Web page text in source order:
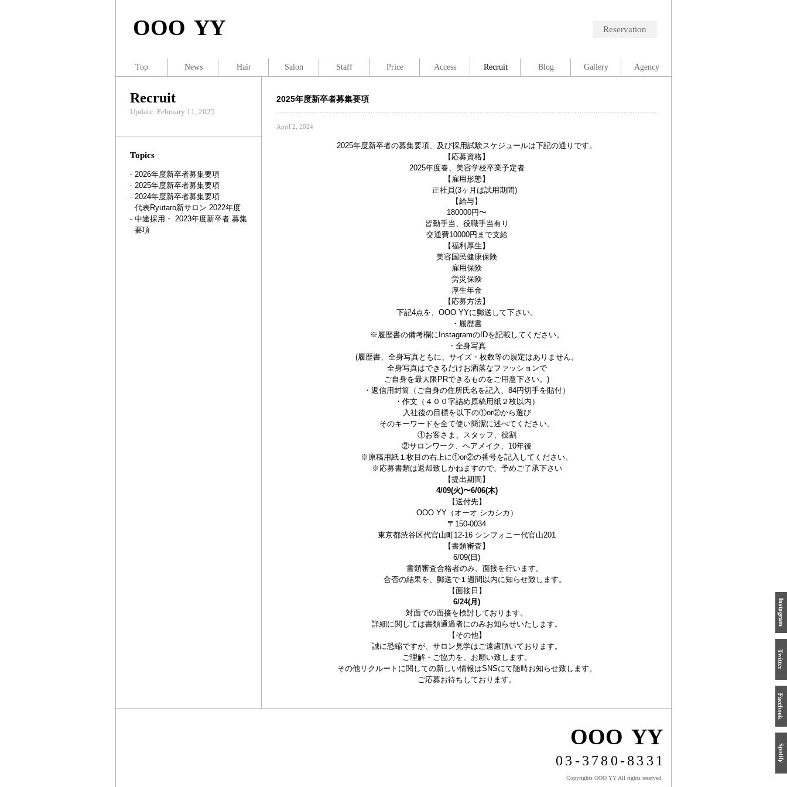
OOO YY Reservation
2025年度新卒者募集要項
April 2, 2024
2025年度新卒者の募集要項、及び採用試験スケジュールは下記の通りです。
【応募資格】
2025年度春、美容学校卒業予定者
【雇用形態】
正社員(3ヶ月は試用期間)
【給与】
180000円〜
皆勤手当、役職手当有り
交通費10000円まで支給
【福利厚生】
美容国民健康保険
雇用保険
労災保険
厚生年金
【応募方法】
下記4点を、OOO YYに郵送して下さい。
・履歴書
※履歴書の備考欄にInstagramのIDを記載してください。
・全身写真
(履歴書、全身写真ともに、サイズ・枚数等の規定はありません。
全身写真はできるだけお洒落なファッションで
ご自身を最大限PRできるものをご用意下さい。)
・返信用封筒（ご自身の住所氏名を記入、84円切手を貼付）
・作文（４００字詰め原稿用紙２枚以内）
入社後の目標を以下の①or②から選び
そのキーワードを全て使い簡潔に述べてください。
①お客さま、スタッフ、役割
②サロンワーク、ヘアメイク、10年後
※原稿用紙１枚目の右上に①or②の番号を記入してください。
※応募書類は返却致しかねますので、予めご了承下さい
【提出期間】
4/09(火)〜6/06(木)
【送付先】
OOO YY（オーオ シカシカ）
〒150-0034
東京都渋谷区代官山町12-16 シンフォニー代官山201
【書類審査】
6/09(日)
書類審査合格者のみ、面接を行います。
合否の結果を、郵送で１週間以内に知らせ致します。
【面接日】
6/24(月)
対面での面接を検討しております。
詳細に関しては書類通過者にのみお知らせいたします。
【その他】
誠に恐縮ですが、サロン見学はご遠慮頂いております。
ご理解・ご協力を、お願い致します。
その他リクルートに関しての新しい情報はSNSにて随時お知らせ致します。
ご応募お待ちしております。
Recruit
Update: February 11, 2025
Topics
2026年度新卒者募集要項
2025年度新卒者募集要項
2024年度新卒者募集要項
代表Ryutaro新サロン 2022年度
中途採用・ 2023年度新卒者 募集
要項
Top News Hair Salon Staff Price Access Recruit Blog Gallery Agency
OOO YY
03-3780-8331
Copyrights OOO YY All rights reserved.